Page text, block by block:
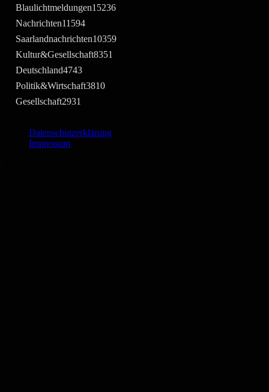
Blaulichtmeldungen15236
Nachrichten11594
Saarlandnachrichten10359
Kultur&Gesellschaft8351
Deutschland4743
Politik&Wirtschaft3810
Gesellschaft2931
Datenschutzerklärung
Impressum